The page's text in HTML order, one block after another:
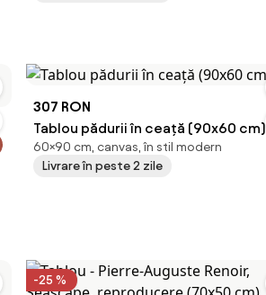
307 RON
Tablou pădurii în ceață (90x60 cm)
60×90 cm, canvas, în stil modern
Livrare în peste 2 zile
-25 %